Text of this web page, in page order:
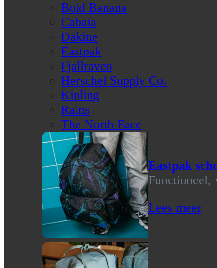
Bold Banana
Cabaia
Dakine
Eastpak
Fjallraven
Herschel Supply Co.
Kipling
Rains
The North Face
Eastpak
Functioneel,
Lees meer